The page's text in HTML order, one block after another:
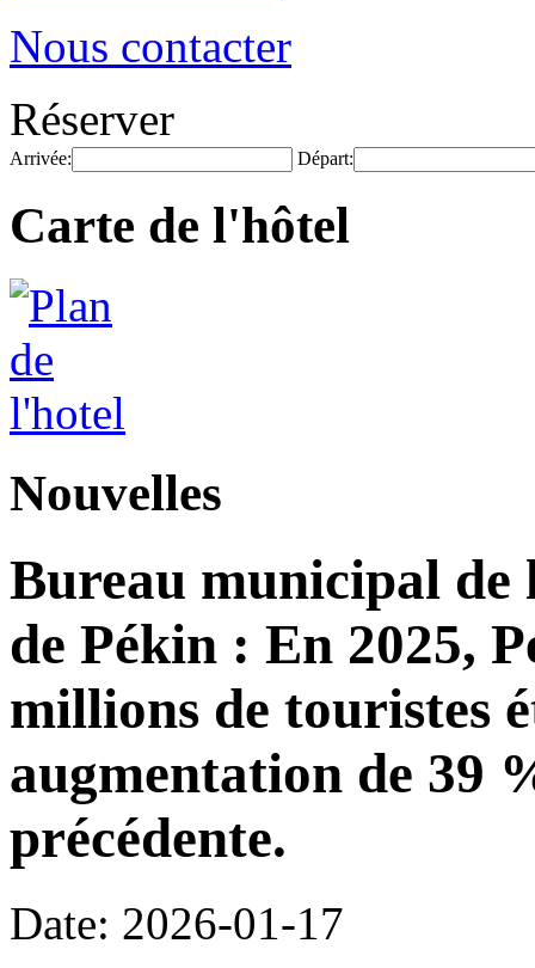
Nous contacter
Réserver
Arrivée: Départ:
Carte de l'hôtel
Nouvelles
Bureau municipal
de Pékin : En 2025,
millions de touristes
augmentation de 39
précédente.
Date: 2026-01-17